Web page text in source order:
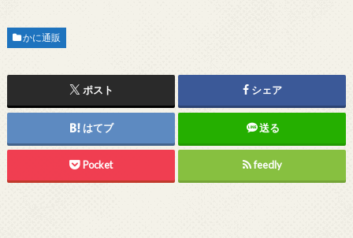
かに通販
ポスト シェア
はてブ 送る
Pocket feedly